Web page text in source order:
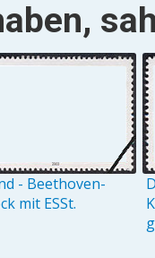
- Beethoven-
mit ESSt.